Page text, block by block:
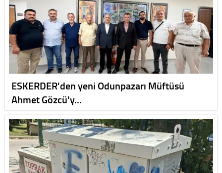
ESKERDER'den yeni Odunpazarı Müftüsü
Ahmet Gözcü'y…